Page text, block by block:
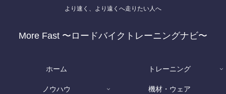
より速く、より遠くへ走りたい人へ
More Fast 〜ロードバイクトレーニングナビ〜
ホーム トレーニング
ノウハウ 機材・ウェア